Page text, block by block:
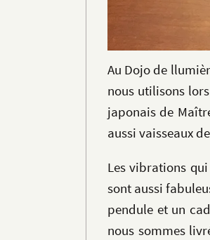
Au Dojo de
nous utilisons
japonais de
aussi vaisseaux
Les vibrations
sont aussi
pendule et un
nous sommes